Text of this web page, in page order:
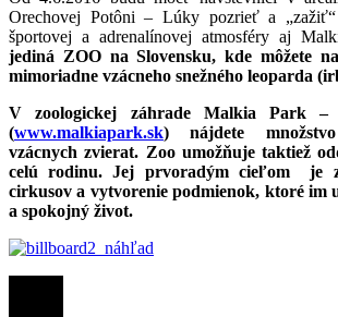
Orechovej Potôni – Lúky pozrieť a
športovej a adrenalínovej atmosféry aj
jediná ZOO na Slovensku, kde môžete
mimoriadne vzácneho snežného leoparda
V zoologickej záhrade Malkia Park –
(www.malkiapark.sk)nájdete
vzácnych zvierat. Zoo umožňuje taktiež
celú rodinu. Jej prvoradým cieľom je
cirkusov a vytvorenie podmienok, ktoré im
a spokojný život.